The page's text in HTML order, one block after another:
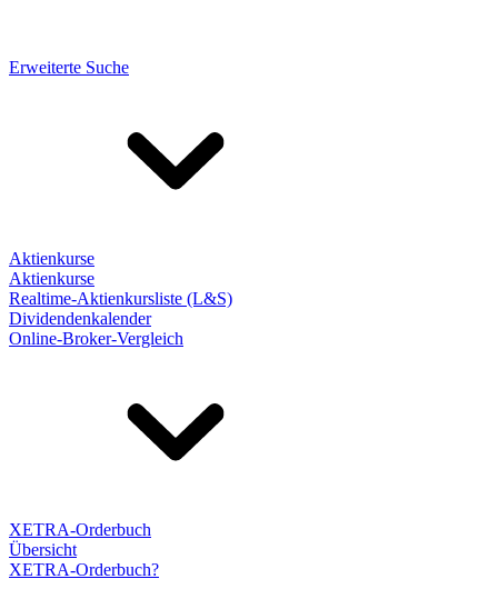
Erweiterte Suche
Aktienkurse
Aktienkurse
Realtime-Aktienkursliste (L&S)
Dividendenkalender
Online-Broker-Vergleich
XETRA-Orderbuch
Übersicht
XETRA-Orderbuch?